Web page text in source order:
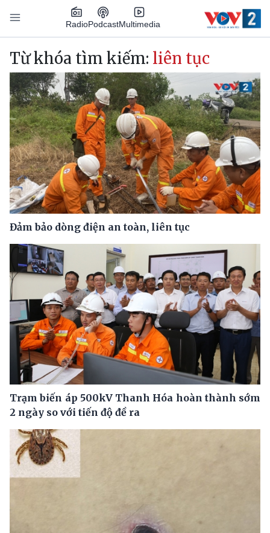
Nhảy đến nội dung
RadioPodcastMultimedia
Main navigation
Từ khóa tìm kiếm: liên tục
Đảm bảo dòng điện an toàn, liên tục
Trạm biến áp 500kV Thanh Hóa hoàn thành sớm
2 ngày so với tiến độ đề ra